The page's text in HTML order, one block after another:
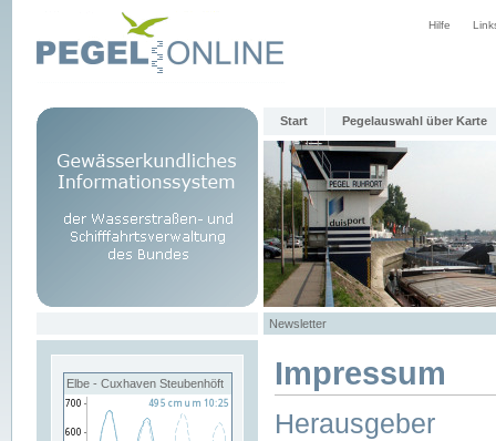
Hilfe
Start Pegelauswahl über Karte
Newsletter
Elbe - Cuxhaven Steubenhöft Impressum
Herausgeber